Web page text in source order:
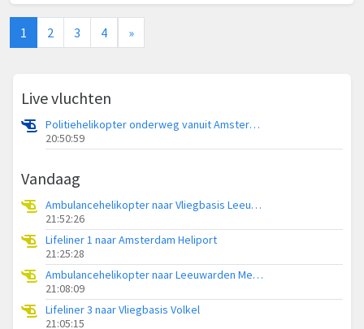
1 2 3 4 »
Live vluchten
Politiehelikopter onderweg vanuit Amsterdam Vliegveld Schiphol
20:50:59
Vandaag
Ambulancehelikopter naar Vliegbasis Leeuwarden
21:52:26
Lifeliner 1 naar Amsterdam Heliport
21:25:28
Ambulancehelikopter naar Leeuwarden Medical Center Heliport
21:08:09
Lifeliner 3 naar Vliegbasis Volkel
21:05:15